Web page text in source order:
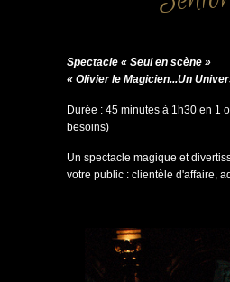
Spectacle « Seul en scène »
« Olivier le Magicien...Un
Durée : 45 minutes à 1h30 en 1
besoins)
Un spectacle magique et
votre public : clientèle d'affaire,